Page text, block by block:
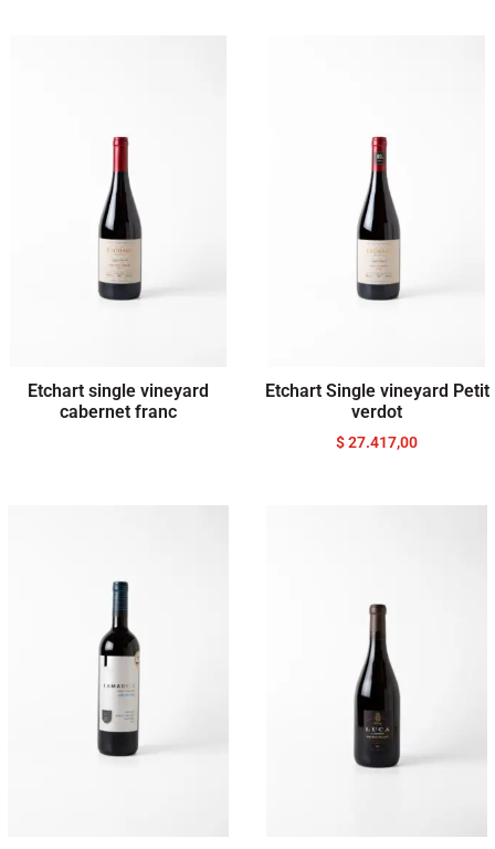
Etchart single vineyard
cabernet franc
Etchart Single vineyard Petit
verdot
$27.417,00